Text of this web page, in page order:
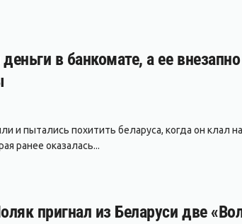
в банкомате, а ее
и пытались похитить беларуса, когда он клал
ранее оказалась...
пригнал из Беларуси две